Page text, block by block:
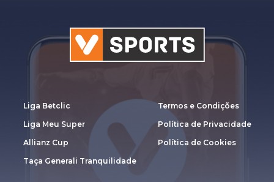
Liga Betclic
Liga Meu Super
Allianz Cup
Taça Generali Tranquilidade
Termos e Condições
Política de Privacidade
Política de Cookies